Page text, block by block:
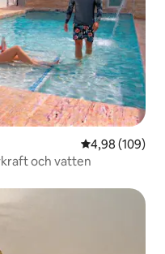
4,98 av 5 i
4,98 (109)
och vatten